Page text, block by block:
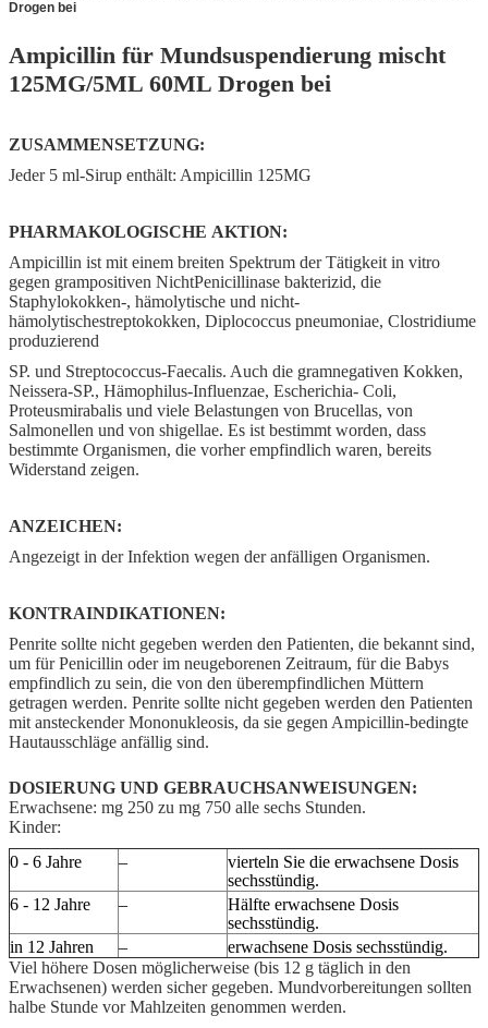
Drogen bei
Ampicillin für Mundsuspendierung mischt
125MG/5ML 60ML Drogen bei
ZUSAMMENSETZUNG:
Jeder 5 ml-Sirup enthält: Ampicillin 125MG
PHARMAKOLOGISCHE AKTION:
Ampicillin ist mit einem breiten Spektrum der Tätigkeit in vitro
gegen grampositiven NichtPenicillinase bakterizid, die
Staphylokokken-, hämolytische und nicht-
hämolytischestreptokokken, Diplococcus pneumoniae, Clostridiume
produzierend
SP. und Streptococcus-Faecalis. Auch die gramnegativen Kokken,
Neissera-SP., Hämophilus-Influenzae, Escherichia- Coli,
Proteusmirabalis und viele Belastungen von Brucellas, von
Salmonellen und von shigellae. Es ist bestimmt worden, dass
bestimmte Organismen, die vorher empfindlich waren, bereits
Widerstand zeigen.
ANZEICHEN:
Angezeigt in der Infektion wegen der anfälligen Organismen.
KONTRAINDIKATIONEN:
Penrite sollte nicht gegeben werden den Patienten, die bekannt sind,
um für Penicillin oder im neugeborenen Zeitraum, für die Babys
empfindlich zu sein, die von den überempfindlichen Müttern
getragen werden. Penrite sollte nicht gegeben werden den Patienten
mit ansteckender Mononukleosis, da sie gegen Ampicillin-bedingte
Hautausschläge anfällig sind.
DOSIERUNG UND GEBRAUCHSANWEISUNGEN:
Erwachsene: mg 250 zu mg 750 alle sechs Stunden.
Kinder:
0 - 6 Jahre
–
vierteln Sie die erwachsene Dosis
sechsstündig.
6 - 12 Jahre
–
Hälfte erwachsene Dosis
sechsstündig.
in 12 Jahren
–
erwachsene Dosis sechsstündig.
Viel höhere Dosen möglicherweise (bis 12 g täglich in den
Erwachsenen) werden sicher gegeben. Mundvorbereitungen sollten
halbe Stunde vor Mahlzeiten genommen werden.